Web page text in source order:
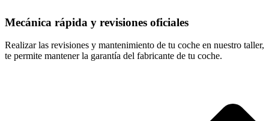
Mecánica rápida y revisiones oficiales
Realizar las revisiones y mantenimiento de tu coche en nuestro taller,
te permite mantener la garantía del fabricante de tu coche.